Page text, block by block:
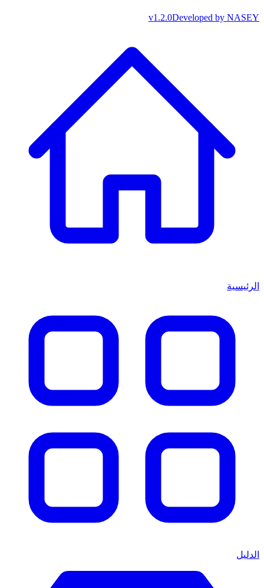
Developed by NASEY
v1.2.0
الرئيسية
الدليل